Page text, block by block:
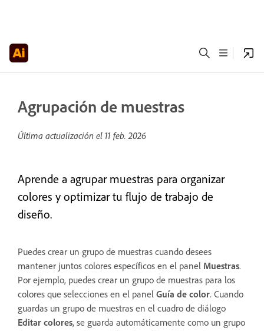
Agrupación de muestras
Última actualización el 11 feb. 2026
Aprende a agrupar muestras para organizar
colores y optimizar tu flujo de trabajo de
diseño.
Puedes crear un grupo de muestras cuando desees
mantener juntos colores específicos en el panel Muestras.
Por ejemplo, puedes crear un grupo de muestras para los
colores que selecciones en el panel Guía de color. Cuando
guardas un grupo de muestras en el cuadro de diálogo
Editar colores, se guarda automáticamente como un grupo